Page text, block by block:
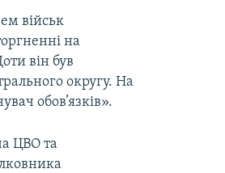
військ
на
він був
округу. На
обов’язків».
ЦВО та